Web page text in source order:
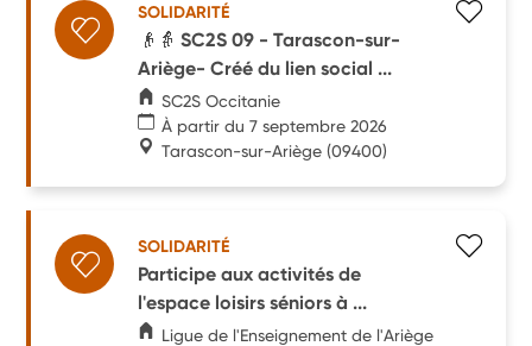
SOLIDARITÉ
👴👵 SC2S 09 - Tarascon-sur-
Ariège- Créé du lien social ...
SC2S Occitanie
À partir du 7 septembre 2026
Tarascon-sur-Ariège (09400)
SOLIDARITÉ
Participe aux activités de
l'espace loisirs séniors à ...
Ligue de l'Enseignement de l'Ariège